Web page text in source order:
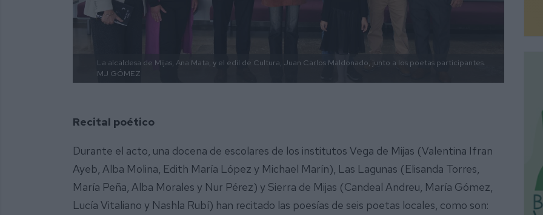
La alcaldesa de Mijas, Ana Mata, y el edil de Cultura, Juan Carlos Maldonado, junto a los poetas participantes.
MJ GÓMEZ
Recital poético
Durante el acto, una docena de escolares de los institutos Vega de Mijas (Valentina Ifran
Ayeb, Alba Molina, Edith María López y Michael Marín), Las Lagunas (Elisanda Torres,
María Peña, Alba Morales y Nur Pérez) y Sierra de Mijas (Candeal Andreu, María Gómez,
Lucía Vitaliano y Nashla Rubí) han recitado las poesías de seis poetas locales, como son: